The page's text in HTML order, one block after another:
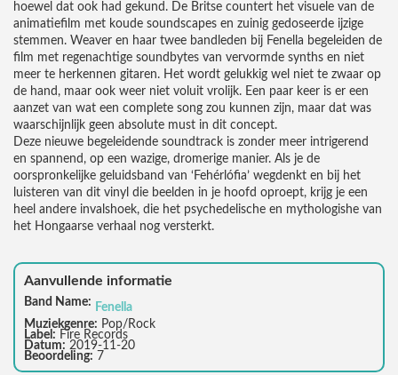
hoewel dat ook had gekund. De Britse countert het visuele van de
animatiefilm met koude soundscapes en zuinig gedoseerde ijzige
stemmen. Weaver en haar twee bandleden bij Fenella begeleiden de
film met regenachtige soundbytes van vervormde synths en niet
meer te herkennen gitaren. Het wordt gelukkig wel niet te zwaar op
de hand, maar ook weer niet voluit vrolijk. Een paar keer is er een
aanzet van wat een complete song zou kunnen zijn, maar dat was
waarschijnlijk geen absolute must in dit concept.
Deze nieuwe begeleidende soundtrack is zonder meer intrigerend
en spannend, op een wazige, dromerige manier. Als je de
oorspronkelijke geluidsband van ‘Fehérlófia’ wegdenkt en bij het
luisteren van dit vinyl die beelden in je hoofd oproept, krijg je een
heel andere invalshoek, die het psychedelische en mythologishe van
het Hongaarse verhaal nog versterkt.
Aanvullende informatie
Band Name: Fenella
Muziekgenre: Pop/Rock
Label: Fire Records
Datum: 2019-11-20
Beoordeling: 7